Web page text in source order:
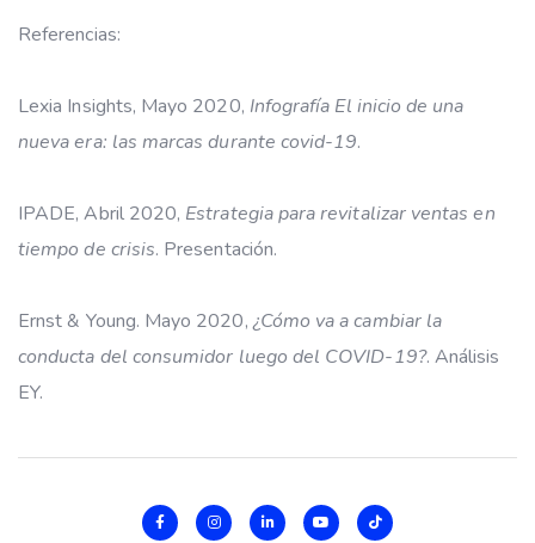
Referencias:
Lexia Insights, Mayo 2020, Infografía El inicio de una
nueva era: las marcas durante covid-19.
IPADE, Abril 2020, Estrategia para revitalizar ventas en
tiempo de crisis. Presentación.
Ernst & Young. Mayo 2020,¿Cómo va a cambiar la
conducta del consumidor luego del COVID-19?. Análisis
EY.